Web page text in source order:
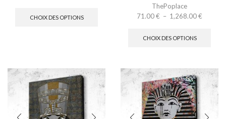
CHOIX DES OPTIONS
ThePoplace
71.00€ – 1,268.00€
CHOIX DES OPTIONS